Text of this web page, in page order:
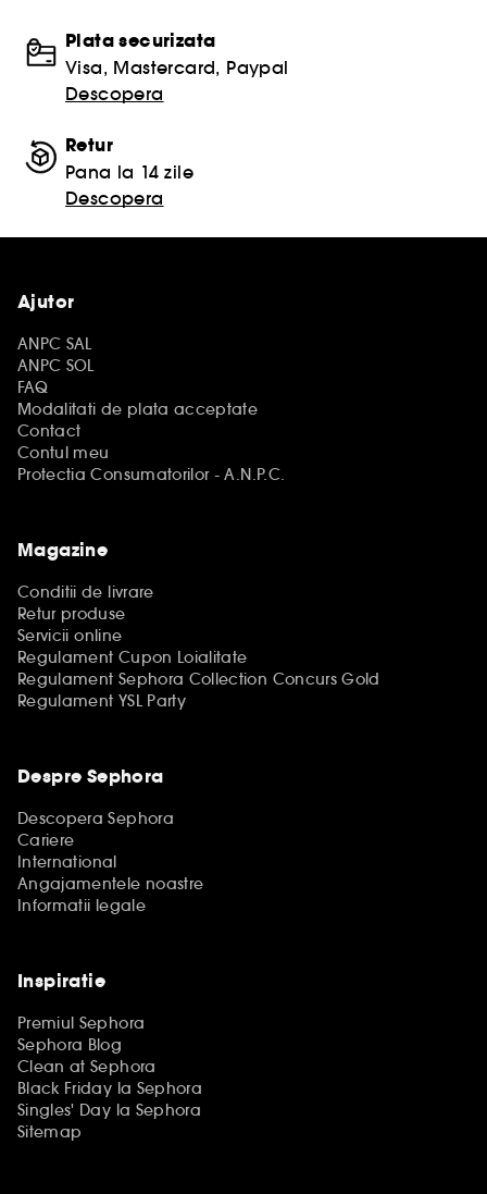
Plata securizata
Visa, Mastercard, Paypal
Descopera
Retur
Pana la 14 zile
Descopera
Ajutor
ANPC SAL
ANPC SOL
FAQ
Modalitati de plata acceptate
Contact
Contul meu
Protectia Consumatorilor - A.N.P.C.
Magazine
Conditii de livrare
Retur produse
Servicii online
Regulament Cupon Loialitate
Regulament Sephora Collection Concurs Gold
Regulament YSL Party
Despre Sephora
Descopera Sephora
Cariere
International
Angajamentele noastre
Informatii legale
Inspiratie
Premiul Sephora
Sephora Blog
Clean at Sephora
Black Friday la Sephora
Singles' Day la Sephora
Sitemap